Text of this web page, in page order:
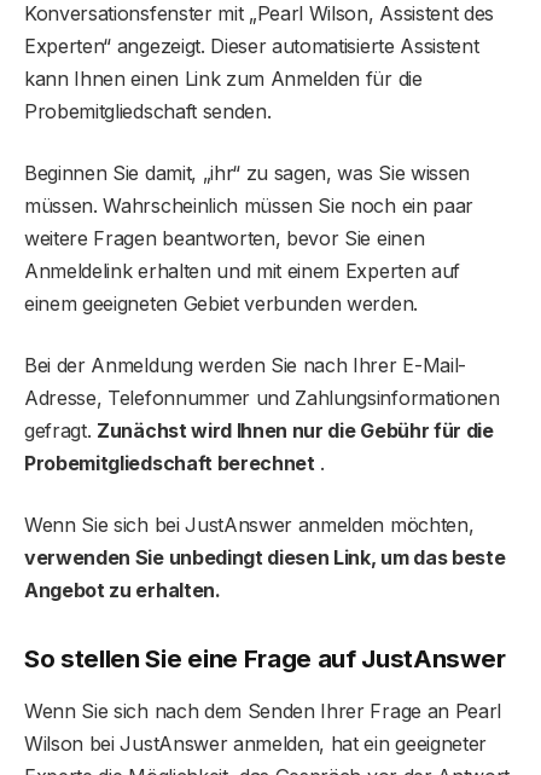
Konversationsfenster mit „Pearl Wilson, Assistent des
Experten“ angezeigt. Dieser automatisierte Assistent
kann Ihnen einen Link zum Anmelden für die
Probemitgliedschaft senden.
Beginnen Sie damit, „ihr“ zu sagen, was Sie wissen
müssen. Wahrscheinlich müssen Sie noch ein paar
weitere Fragen beantworten, bevor Sie einen
Anmeldelink erhalten und mit einem Experten auf
einem geeigneten Gebiet verbunden werden.
Bei der Anmeldung werden Sie nach Ihrer E-Mail-
Adresse, Telefonnummer und Zahlungsinformationen
gefragt. Zunächst wird Ihnen nur die Gebühr für die
Probemitgliedschaft berechnet.
Wenn Sie sich bei JustAnswer anmelden möchten,
verwenden Sie unbedingt diesen Link, um das beste
Angebot zu erhalten.
So stellen Sie eine Frage auf JustAnswer
Wenn Sie sich nach dem Senden Ihrer Frage an Pearl
Wilson bei JustAnswer anmelden, hat ein geeigneter